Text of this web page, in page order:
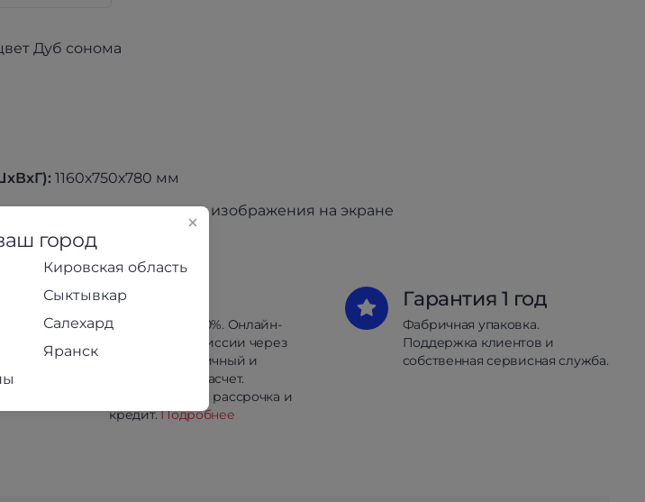
Дуб сонома
Г): 1160х750х780 мм
отличаться от изображения на экране
Оплата
Предоплата 100%. Онлайн-
оплата без комиссии через
Сбербанк. Наличный и
безналичный расчет.
Беспроцентная рассрочка и
кредит.Подробнее
Гарантия 1 год
Фабричная упаковка.
Поддержка клиентов и
собственная сервисная служба.
город
Кировская область
Сыктывкар
Салехард
Яранск